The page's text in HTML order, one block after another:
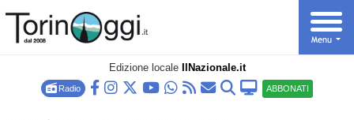
Edizione locale IlNazionale.it
Radio ABBONATI